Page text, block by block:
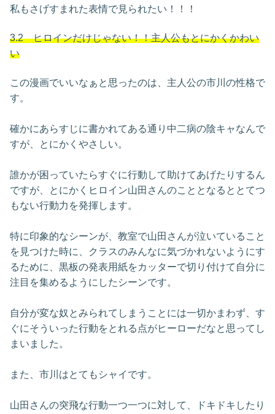
私もさげすまれた表情で見られたい！！！
3.2 ヒロインだけじゃない！！主人公もとにかくかわい
い
この漫画でいいなぁと思ったのは、主人公の市川の性格で
す。
確かにあらすじに書かれてある通り中二病の陰キャなんで
すが、とにかくやさしい。
誰かが困っていたらすぐに行動して助けてあげたりするん
ですが、とにかくヒロイン山田さんのこととなるととてつ
もない行動力を発揮します。
特に印象的なシーンが、教室で山田さんが泣いていること
を見つけた時に、クラスのみんなに気づかれないようにす
るために、黒板の発表用紙をカッターで切り付けて自分に
注目を集めるようにしたシーンです。
自分が変な奴とみられてしまうことには一切かまわず、す
ぐにそういった行動をとれる点がヒーローだなと思ってし
まいました。
また、市川はとてもシャイです。
山田さんの突飛な行動一つ一つに対して、ドキドキしたり